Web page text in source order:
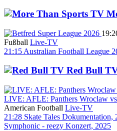
Fußball Live-TV
21:15 Australian Football League
Red Bull
LIVE: AFLE: Panthers Wroclaw
American Football Live-TV
21:28 Skate Tales Dokumentation,
Symphonic - reezy Konzert, 2025